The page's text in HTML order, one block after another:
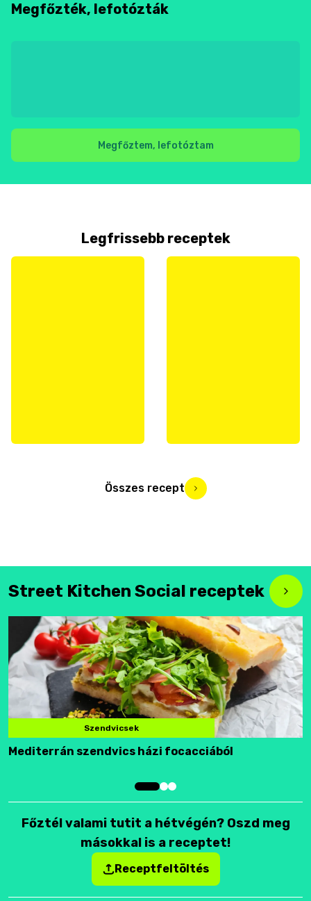
Megfőzték, lefotózták
Megfőztem, lefotóztam
Legfrissebb receptek
Összes recept
Street Kitchen Social receptek
Szendvicsek
Mediterrán szendvics házi focacciából
Főztél valami tutit a hétvégén? Oszd meg
másokkal is a receptet!
Receptfeltöltés